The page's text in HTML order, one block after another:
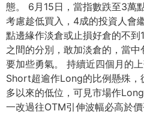
態。 6月15日，當指數跌至3萬
考慮趁低買入，4成的投資人會
點邊緣作淡倉或止損好倉的不
之間的分別，敢加淡倉的，當
要加些勇氣。 持續近四個月的
Short超逾作Long的比例懸殊，
多以來的低位，可見市場作
一改過往OTM引伸波幅必高於